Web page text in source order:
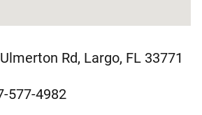
Rd, Largo, FL 33771
577-4982